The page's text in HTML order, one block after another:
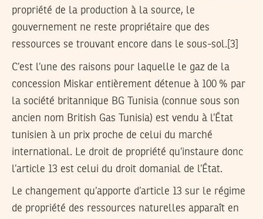
propriété de la production à la source, le
gouvernement ne reste propriétaire que des
ressources se trouvant encore dans le sous-sol.[3]
C’est l’une des raisons pour laquelle le gaz de la
concession Miskar entièrement détenue à 100 % par
la société britannique BG Tunisia (connue sous son
ancien nom British Gas Tunisia) est vendu à l’État
tunisien à un prix proche de celui du marché
international. Le droit de propriété qu’instaure donc
l’article 13 est celui du droit domanial de l’État.
Le changement qu’apporte d’article 13 sur le régime
de propriété des ressources naturelles apparaît en